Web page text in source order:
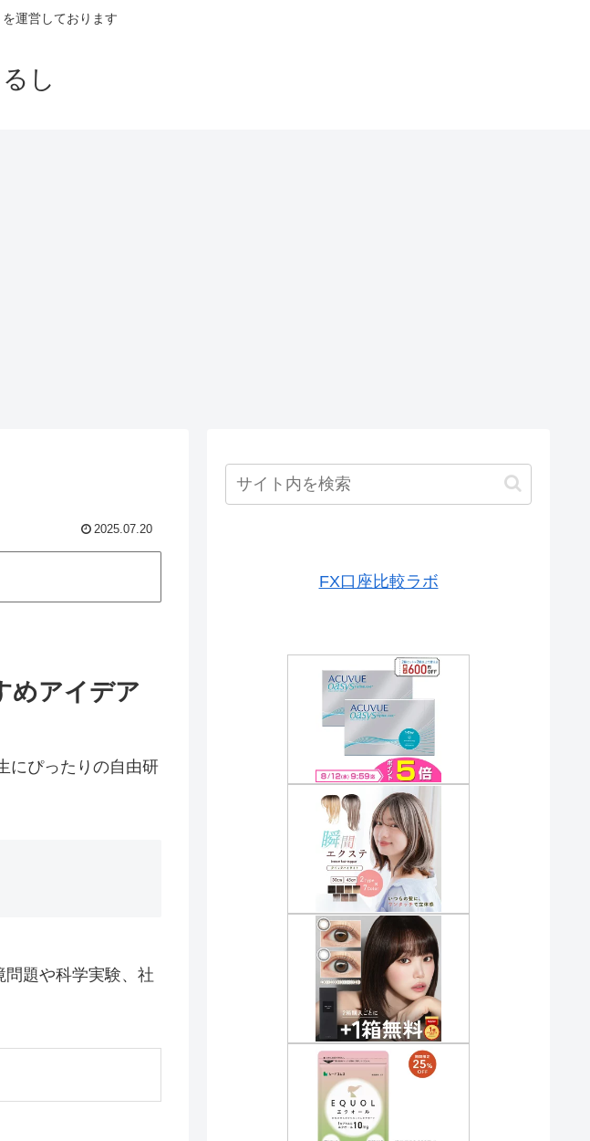
運営しております
し
2025.07.20
めアイデア
にぴったりの自由研
題や科学実験、社
FX口座比較ラボ